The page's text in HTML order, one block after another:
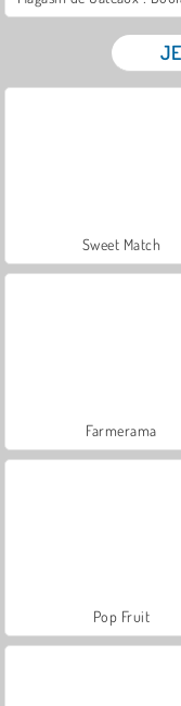
Sweet Match
Farmerama
Pop Fruit